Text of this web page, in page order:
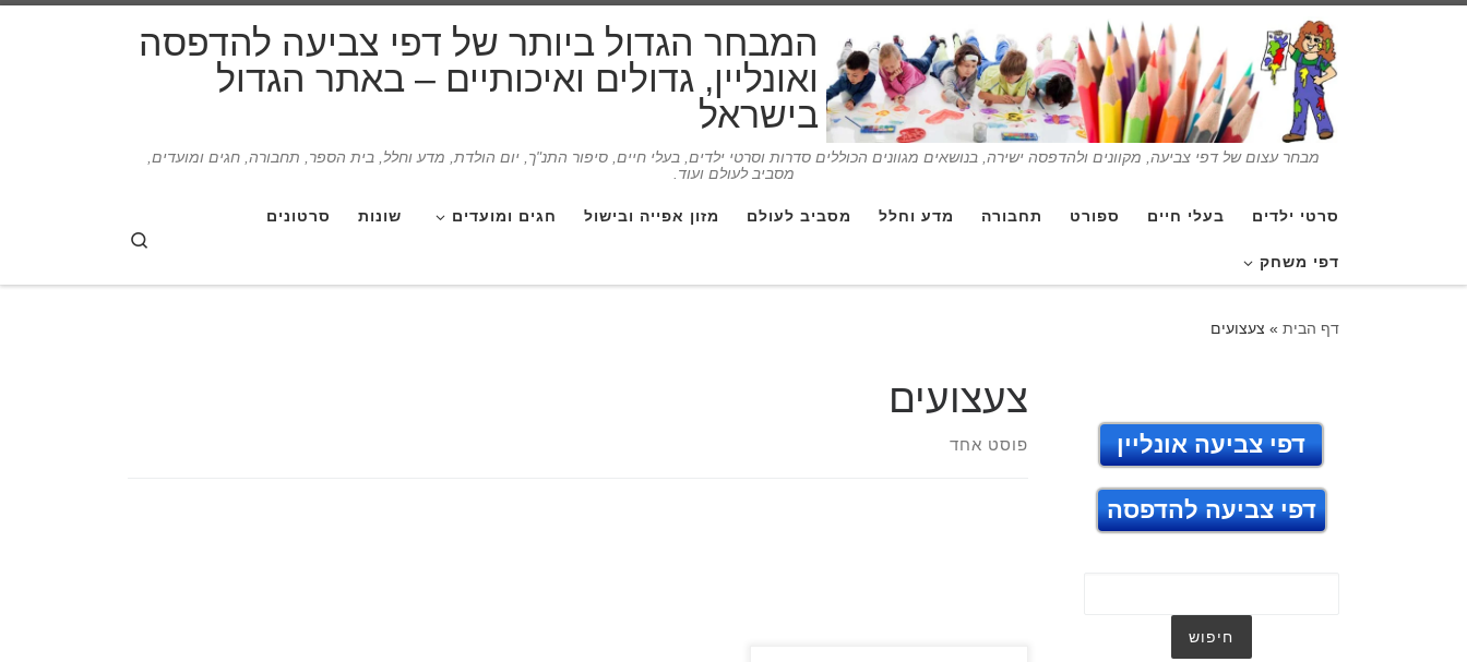
המבחר הגדול ביותר של דפי צביעה להדפסה
ואונליין, גדולים ואיכותיים – באתר הגדול
בישראל
מבחר עצום של דפי צביעה, מקוונים ולהדפסה ישירה, בנושאים מגוונים הכוללים סדרות וסרטי ילדים, בעלי חיים, סיפור התנ"ך, יום הולדת, מדע וחלל, בית הספר, תחבורה, חגים ומועדים,
מסביב לעולם ועוד.
סרטי ילדים בעלי חיים ספורט תחבורה מדע וחלל מסביב לעולם מזון אפייה ובישול חגים ומועדים שונות סרטונים
דפי משחק
דף הבית » צעצועים
צעצועים
פוסט אחד דפי צביעה אונליין
דפי צביעה להדפסה